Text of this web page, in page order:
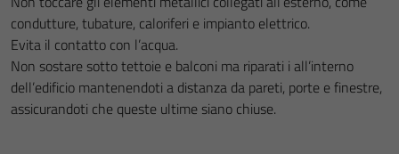
condutture, tubature, caloriferi e impianto elettrico.
Evita il contatto con l’acqua.
Non sostare sotto tettoie e balconi ma riparati i all’interno
dell’edificio mantenendoti a distanza da pareti, porte e finestre,
assicurandoti che queste ultime siano chiuse.